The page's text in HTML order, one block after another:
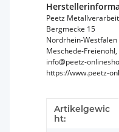
Peetz
Bergmecke 15
Nordrhein-Westfalen
Meschede-
info@peetz-
https://www.peetz-
Wert
Artikelgewic
ht: